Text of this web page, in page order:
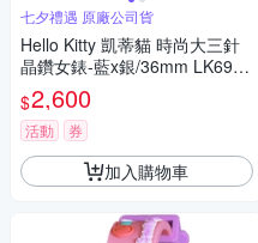
七夕禮遇 原廠公司貨
Hello Kitty 凱蒂貓 時尚大三針
晶鑽女錶-藍x銀/36mm LK691L
WNA 七夕寵愛季 送禮推薦
$2,600
活動 券
加入購物車